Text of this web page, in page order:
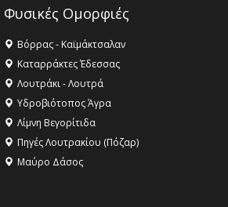
Φυσικές Ομορφιές
Βόρρας - Καϊμάκτσαλαν
Καταρράκτες Έδεσσας
Λουτράκι - Λουτρά
Υδροβιότοπος Άγρα
Λίμνη Βεγορίτιδα
Πηγές Λουτρακίου (Πόζαρ)
Μαύρο Δάσος